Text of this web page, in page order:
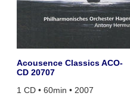
Acousence Classics ACO-
CD 20707
1 CD • 60min • 2007